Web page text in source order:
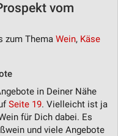
vom
zum Thema Wein, Käse
in Deiner Nähe
Seite 19. Vielleicht ist ja
für Dich dabei. Es
und viele Angebote